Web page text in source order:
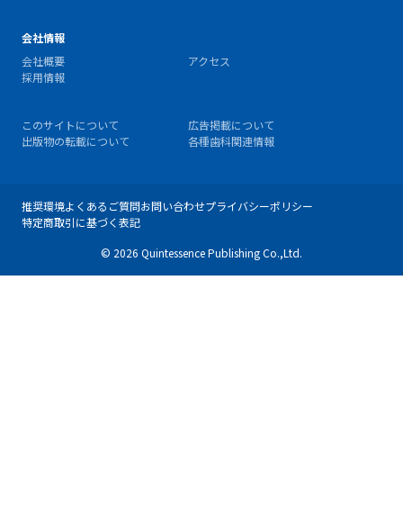
会社情報
会社概要
アクセス
採用情報
このサイトについて
広告掲載について
出版物の転載について
各種歯科関連情報
推奨環境よくあるご質問お問い合わせプライバシーポリシー
特定商取引に基づく表記
© 2026 Quintessence Publishing Co.,Ltd.